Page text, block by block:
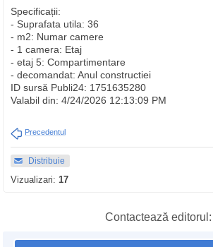
Specificații:
- Suprafata utila: 36
- m2: Numar camere
- 1 camera: Etaj
- etaj 5: Compartimentare
- decomandat: Anul constructiei
ID sursă Publi24: 1751635280
Valabil din: 4/24/2026 12:13:09 PM
Precedentul
Distribuie
Vizualizari: 17
Contactează editorul: